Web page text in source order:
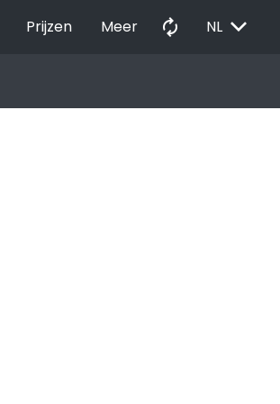
Prijzen Meer autorenew NL EXPAND_MORE